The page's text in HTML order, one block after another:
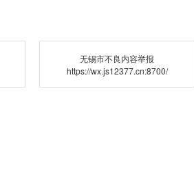
无锡市不良内容举报
https://wx.js12377.cn:8700/